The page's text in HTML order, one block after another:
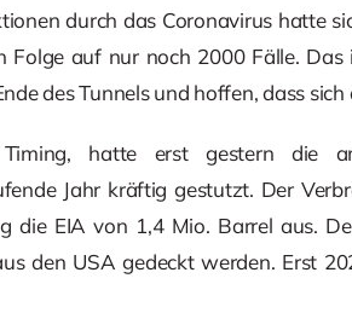
durch das Coronavirus hatte
auf nur noch 2000 Fälle. Das
des Tunnels und hoffen, dass
hatte erst gestern die
Jahr kräftig gestutzt. Der
die EIA von 1,4 Mio. Barrel aus.
den USA gedeckt werden. Erst